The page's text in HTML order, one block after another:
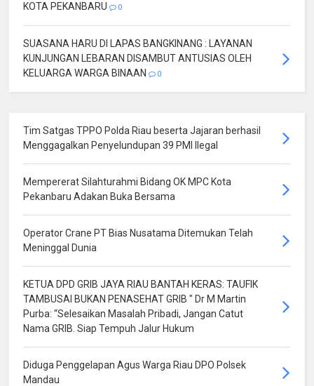
KOTA PEKANBARU
0
SUASANA HARU DI LAPAS BANGKINANG : LAYANAN
KUNJUNGAN LEBARAN DISAMBUT ANTUSIAS OLEH
KELUARGA WARGA BINAAN
0
Tim Satgas TPPO Polda Riau beserta Jajaran berhasil
Menggagalkan Penyelundupan 39 PMI Ilegal
Mempererat Silahturahmi Bidang OK MPC Kota
Pekanbaru Adakan Buka Bersama
Operator Crane PT Bias Nusatama Ditemukan Telah
Meninggal Dunia
KETUA DPD GRIB JAYA RIAU BANTAH KERAS: TAUFIK
TAMBUSAI BUKAN PENASEHAT GRIB " Dr M Martin
Purba: “Selesaikan Masalah Pribadi, Jangan Catut
Nama GRIB. Siap Tempuh Jalur Hukum
Diduga Penggelapan Agus Warga Riau DPO Polsek
Mandau